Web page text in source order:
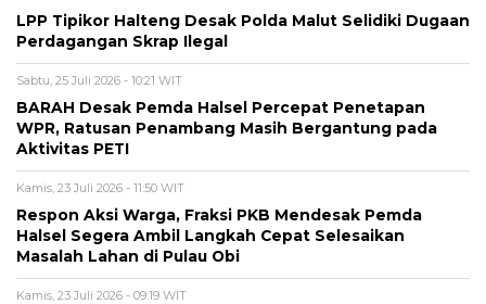
LPP Tipikor Halteng Desak Polda Malut Selidiki Dugaan
Perdagangan Skrap Ilegal
Sabtu, 25 Juli 2026 - 10:21 WIT
BARAH Desak Pemda Halsel Percepat Penetapan
WPR, Ratusan Penambang Masih Bergantung pada
Aktivitas PETI
Kamis, 23 Juli 2026 - 11:50 WIT
Respon Aksi Warga, Fraksi PKB Mendesak Pemda
Halsel Segera Ambil Langkah Cepat Selesaikan
Masalah Lahan di Pulau Obi
Kamis, 23 Juli 2026 - 09:19 WIT